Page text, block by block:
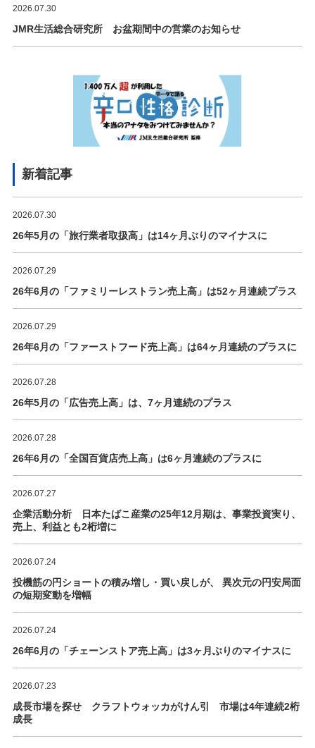
2026.07.30
JMR生活総合研究所 お盆期間中の営業のお知らせ
新着記事
2026.07.30
26年5月の「旅行業者取扱高」は14ヶ月ぶりのマイナスに
2026.07.29
26年6月の「ファミリーレストラン売上高」は52ヶ月連続プラス
2026.07.29
26年6月の「ファーストフード売上高」は64ヶ月連続のプラスに
2026.07.28
26年5月の「広告売上高」は、7ヶ月連続のプラス
2026.07.28
26年6月の「全国百貨店売上高」は6ヶ月連続のプラスに
2026.07.27
企業活動分析 日本たばこ産業の25年12月期は、事業投資実り、
売上、利益とも2桁増に
2026.07.24
投機筋の円ショートの積み増し・買い戻しが、 異次元の円安局面
の短期変動を増幅
2026.07.24
26年6月の「チェーンストア売上高」は3ヶ月ぶりのマイナスに
2026.07.23
成長市場を探せ クラフトウォッカがけん引 市場は4年連続2桁
成長